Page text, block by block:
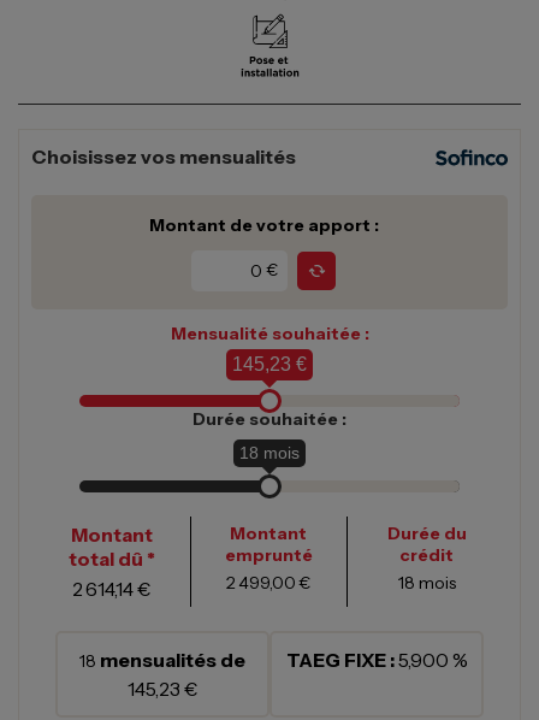
Choisissez vos mensualités
Montant de votre apport :
€
Mensualité souhaitée :
145,23 €
Durée souhaitée :
18 mois
Montant
total dû *
2 614,14 €
Montant
emprunté
2 499,00 €
Durée du
crédit
18 mois
18 mensualités de
145,23 €
TAEG FIXE :5,900 %